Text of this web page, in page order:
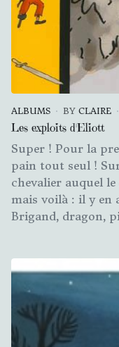
ALBUMS BY CLAIRE
Les exploits d'Eliott
Super ! Pour la
pain tout seul !
chevalier auquel
mais voilà : il y en
Brigand, dragon,